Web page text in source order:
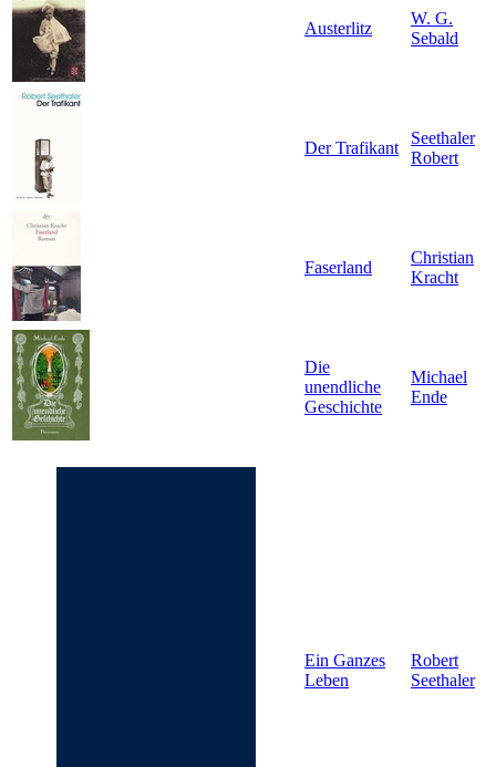
Austerlitz
W. G.
Sebald
Der Trafikant
Seethaler
Robert
Faserland
Christian
Kracht
Die
unendliche
Geschichte
Michael
Ende
Ein Ganzes
Leben
Robert
Seethaler